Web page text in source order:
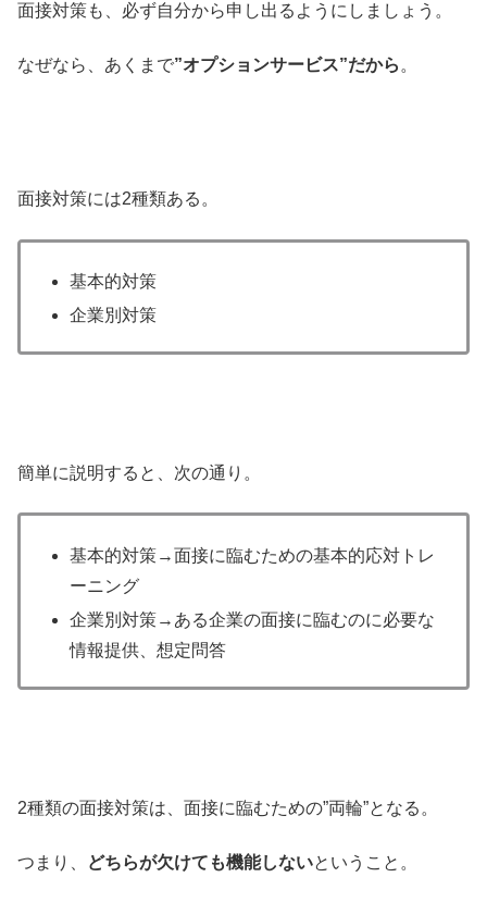
面接対策も、必ず自分から申し出るようにしましょう。
なぜなら、あくまで”オプションサービス”だから 。
面接対策には2種類ある。
基本的対策
企業別対策
簡単に説明すると、次の通り。
基本的対策→面接に臨むための基本的応対トレ
ーニング
企業別対策→ある企業の面接に臨むのに必要な
情報提供、想定問答
2種類の面接対策は、面接に臨むための”両輪”となる。
つまり、 どちらが欠けても機能しないということ。